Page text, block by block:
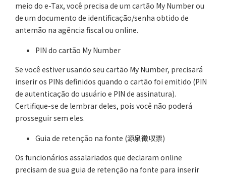
meio do e-Tax, você precisa de um cartão My Number ou
de um documento de identificação/senha obtido de
antemão na agência fiscal ou online.
PIN do cartão My Number
Se você estiver usando seu cartão My Number, precisará
inserir os PINs definidos quando o cartão foi emitido (PIN
de autenticação do usuário e PIN de assinatura).
Certifique-se de lembrar deles, pois você não poderá
prosseguir sem eles.
Guia de retenção na fonte (源泉徴収票)
Os funcionários assalariados que declaram online
precisam de sua guia de retenção na fonte para inserir